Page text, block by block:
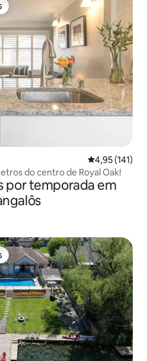
dos hóspedes
4,95 de uma
4,95 (141)
do centro de Royal Oak!
por temporada em
dos hóspedes